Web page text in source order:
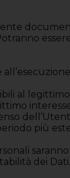
al
più
dei Dati.